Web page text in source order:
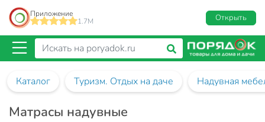
Приложение
1.7M
Открыть
Каталог Туризм. Отдых на даче Надувная
Матрасы надувные